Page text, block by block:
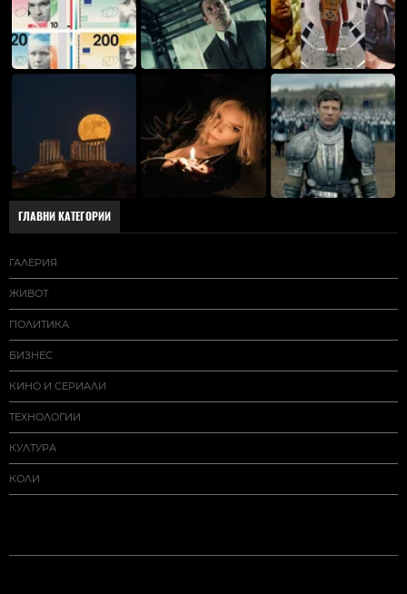
ГЛАВНИ КАТЕГОРИИ
ГАЛЕРИЯ
ЖИВОТ
ПОЛИТИКА
БИЗНЕС
КИНО И СЕРИАЛИ
ТЕХНОЛОГИИ
КУЛТУРА
КОЛИ